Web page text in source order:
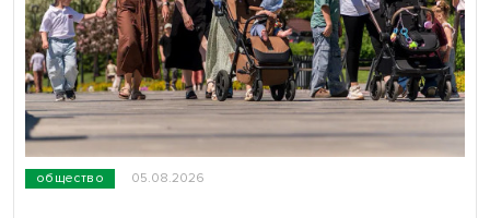
общество 05.08.2026